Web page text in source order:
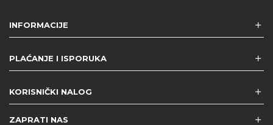
INFORMACIJE
PLAĆANJE I ISPORUKA
KORISNIČKI NALOG
ZAPRATI NAS